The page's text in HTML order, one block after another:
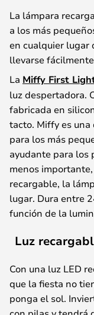
La lámpara
a los más
en cualquier lugar
llevarse
La Miffy First
luz despertadora.
fabricada en
tacto. Miffy es una
para los más
ayudante para los
menos
recargable, la
lugar. Dura entre
función de la
Luz
Con una luz LED
que la fiesta no
ponga el sol.